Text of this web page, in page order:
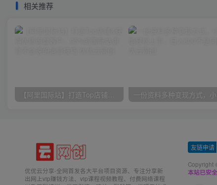
相关推荐
【阿里国际站】打造Top店铺&获得优质询盘客户，​95%的国际站讲师不会说的运营技巧
优优云分享-全网首发各大平台项目资源、专注分享新
出网上vip赚钱方法、vip课程视频教程、付费网络课程
友链申请
Copyright
本站已安